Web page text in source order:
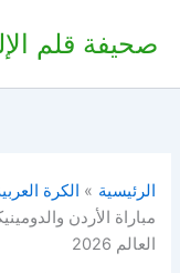
صحيفة قلم
الرئيسية
الكرة
مباراة الأردن
العالم 2026